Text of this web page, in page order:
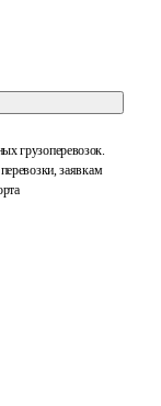
грузоперевозок.
заявкам